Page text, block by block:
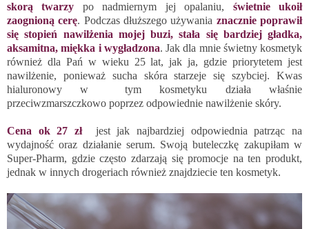
skorą twarzy po nadmiernym jej opalaniu, świetnie ukoił
zaognioną cerę. Podczas dłuższego używania znacznie poprawił
się stopień nawilżenia mojej buzi, stała się bardziej gładka,
aksamitna, miękka i wygładzona. Jak dla mnie świetny kosmetyk
również dla Pań w wieku 25 lat, jak ja, gdzie priorytetem jest
nawilżenie, ponieważ sucha skóra starzeje się szybciej. Kwas
hialuronowy w tym kosmetyku działa właśnie
przeciwzmarszczkowo poprzez odpowiednie nawilżenie skóry.
Cena ok 27 złjest jak najbardziej odpowiednia patrząc na
wydajność oraz działanie serum. Swoją buteleczkę zakupiłam w
Super-Pharm, gdzie często zdarzają się promocje na ten produkt,
jednak w innych drogeriach również znajdziecie ten kosmetyk.